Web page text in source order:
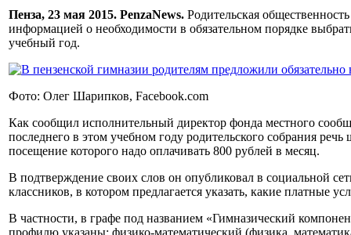
Пенза, 23 мая 2015. PenzaNews. Родительская
информацией о необходимости в обязательном порядке
учебный год.
Фото: Олег Шарипков, Facebook.com
Как сообщил исполнительный директор фонда местного
последнего в этом учебном году родительского собрания
посещение которого надо оплачивать 800 рублей в месяц.
В подтверждение своих слов он опубликовал в социальной
классников, в котором предлагается указать, какие платные
В частности, в графе под названием «Гимназический